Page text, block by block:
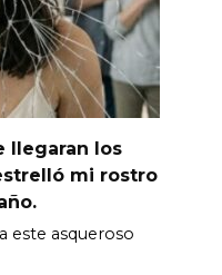
llegaran los
mi rostro
este asqueroso